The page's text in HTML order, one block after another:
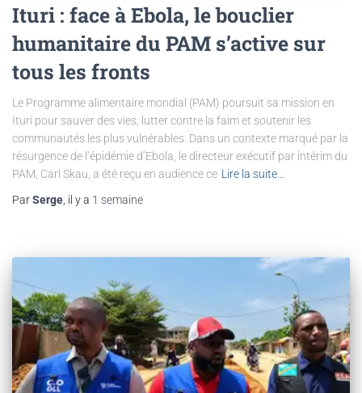
Ituri : face à Ebola, le bouclier
humanitaire du PAM s’active sur
tous les fronts
Le Programme alimentaire mondial (PAM) poursuit sa mission en
Ituri pour sauver des vies, lutter contre la faim et soutenir les
communautés les plus vulnérables. Dans un contexte marqué par la
résurgence de l’épidémie d’Ebola, le directeur exécutif par intérim du
PAM, Carl Skau, a été reçu en audience ce Lire la suite…
ParSerge , il y a 1 semaine